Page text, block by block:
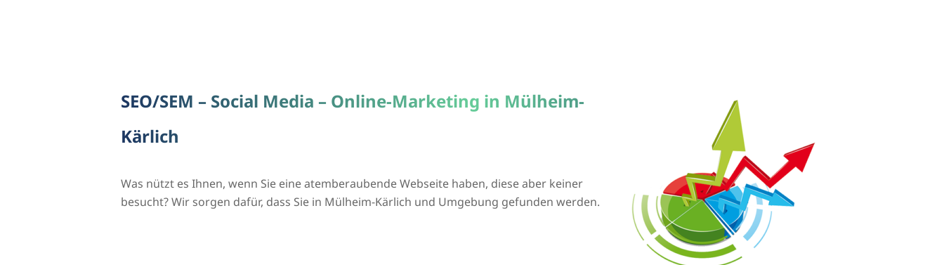
SEO/SEM – Social Media – Online-Marketing in Mülheim-
Kärlich
Was nützt es Ihnen, wenn Sie eine atemberaubende Webseite haben, diese aber keiner
besucht? Wir sorgen dafür, dass Sie in Mülheim-Kärlich und Umgebung gefunden werden.